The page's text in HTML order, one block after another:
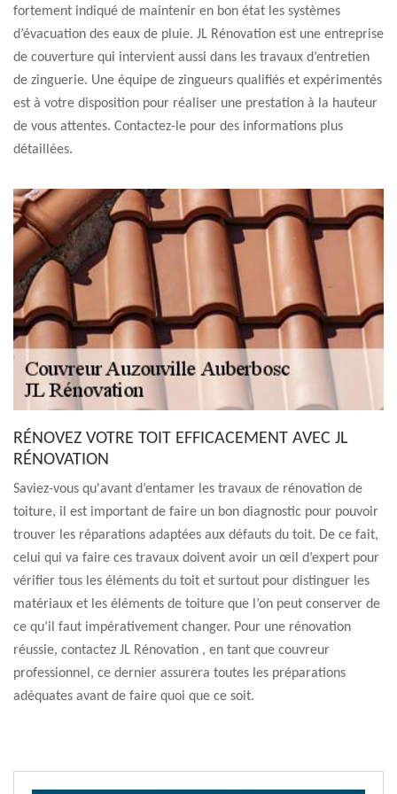
fortement indiqué de maintenir en bon état les systèmes
d’évacuation des eaux de pluie. JL Rénovation est une entreprise
de couverture qui intervient aussi dans les travaux d’entretien
de zinguerie. Une équipe de zingueurs qualifiés et expérimentés
est à votre disposition pour réaliser une prestation à la hauteur
de vous attentes. Contactez-le pour des informations plus
détaillées.
RÉNOVEZ VOTRE TOIT EFFICACEMENT AVEC JL
RÉNOVATION
Saviez-vous qu'avant d’entamer les travaux de rénovation de
toiture, il est important de faire un bon diagnostic pour pouvoir
trouver les réparations adaptées aux défauts du toit. De ce fait,
celui qui va faire ces travaux doivent avoir un œil d’expert pour
vérifier tous les éléments du toit et surtout pour distinguer les
matériaux et les éléments de toiture que l’on peut conserver de
ce qu’il faut impérativement changer. Pour une rénovation
réussie, contactez JL Rénovation , en tant que couvreur
professionnel, ce dernier assurera toutes les préparations
adéquates avant de faire quoi que ce soit.